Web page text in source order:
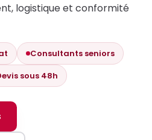
logistique et conformité
Consultants seniors
sous 48h